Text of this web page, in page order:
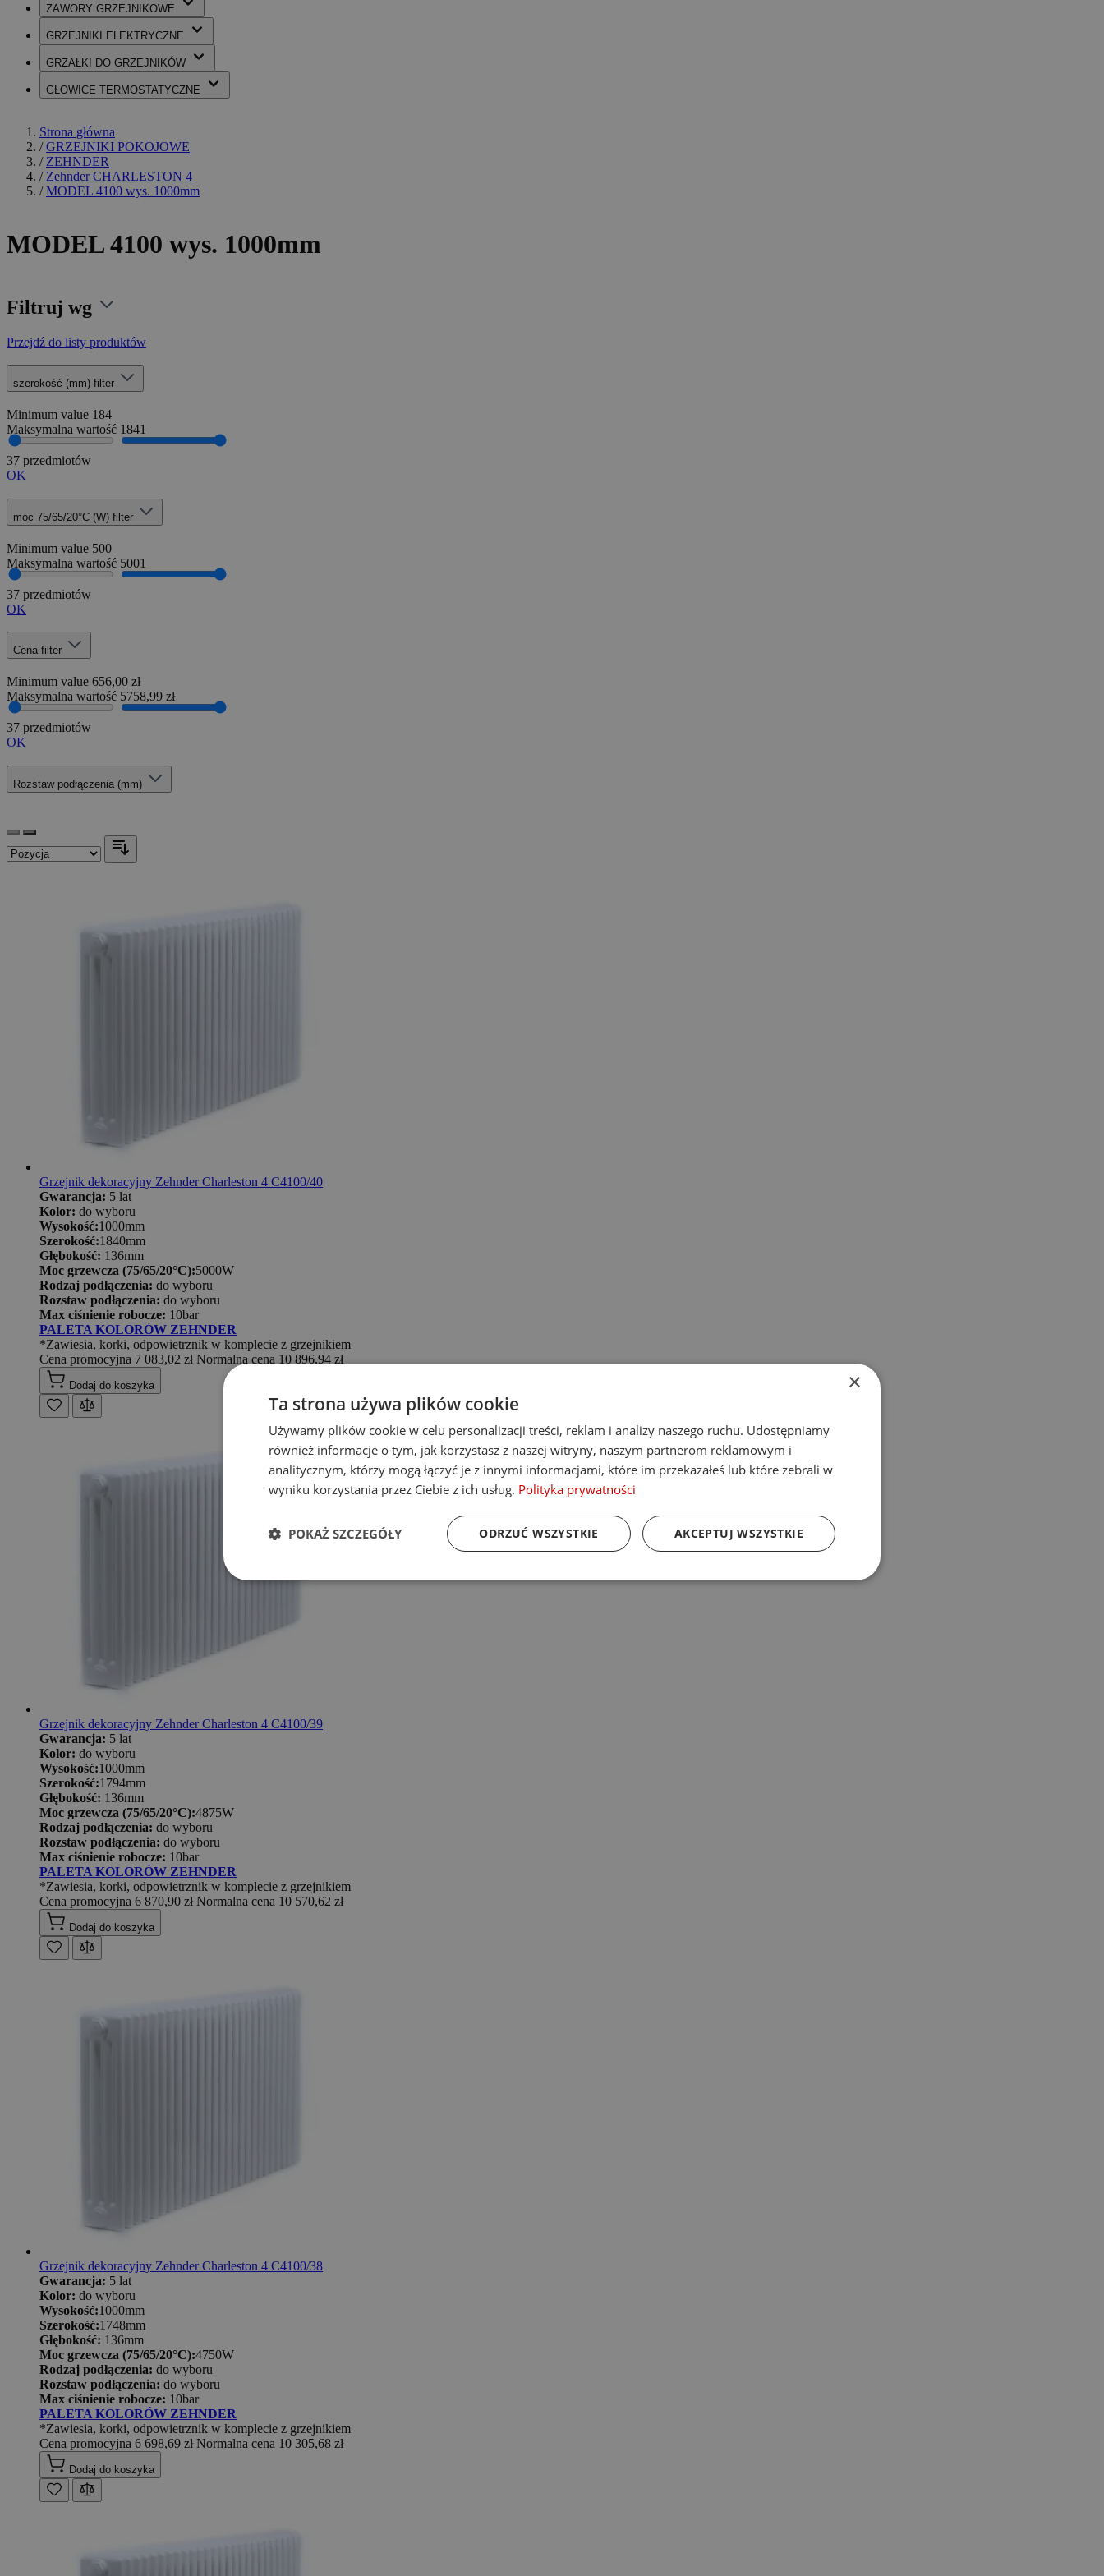
ZAWORY GRZEJNIKOWE
GRZEJNIKI ELEKTRYCZNE
GRZAŁKI DO GRZEJNIKÓW
GŁOWICE TERMOSTATYCZNE
Strona główna
/ GRZEJNIKI POKOJOWE
/ ZEHNDER
/ Zehnder CHARLESTON 4
/ MODEL 4100 wys. 1000mm
MODEL 4100 wys. 1000mm
Filtruj wg
Przejdź do listy produktów
szerokość (mm) filter
Minimum value 184
Maksymalna wartość 1841
37 przedmiotów
OK
moc 75/65/20°C (W) filter
Minimum value 500
Maksymalna wartość 5001
37 przedmiotów
OK
Cena filter
Minimum value 656,00 zł
Maksymalna wartość 5758,99 zł
37 przedmiotów
OK
Rozstaw podłączenia (mm)
Grzejnik dekoracyjny Zehnder Charleston 4 C4100/40
Gwarancja: 5 lat
Kolor: do wyboru
Wysokość:1000mm
Szerokość:1840mm
Głębokość: 136mm
Moc grzewcza (75/65/20°C):5000W
Rodzaj podłączenia: do wyboru
Rozstaw podłączenia: do wyboru
Max ciśnienie robocze: 10bar
PALETA KOLORÓW ZEHNDER
*Zawiesia, korki, odpowietrznik w komplecie z grzejnikiem
Cena promocyjna 7 083,02 zł Normalna cena 10 896,94 zł
Dodaj do koszyka
Grzejnik dekoracyjny Zehnder Charleston 4 C4100/39
Gwarancja: 5 lat
Kolor: do wyboru
Wysokość:1000mm
Szerokość:1794mm
Głębokość: 136mm
Moc grzewcza (75/65/20°C):4875W
Rodzaj podłączenia: do wyboru
Rozstaw podłączenia: do wyboru
Max ciśnienie robocze: 10bar
PALETA KOLORÓW ZEHNDER
*Zawiesia, korki, odpowietrznik w komplecie z grzejnikiem
Cena promocyjna 6 870,90 zł Normalna cena 10 570,62 zł
Dodaj do koszyka
Grzejnik dekoracyjny Zehnder Charleston 4 C4100/38
Gwarancja: 5 lat
Kolor: do wyboru
Wysokość:1000mm
Szerokość:1748mm
Głębokość: 136mm
Moc grzewcza (75/65/20°C):4750W
Rodzaj podłączenia: do wyboru
Rozstaw podłączenia: do wyboru
Max ciśnienie robocze: 10bar
PALETA KOLORÓW ZEHNDER
*Zawiesia, korki, odpowietrznik w komplecie z grzejnikiem
Cena promocyjna 6 698,69 zł Normalna cena 10 305,68 zł
Dodaj do koszyka
×
Ta strona używa plików cookie
Używamy plików cookie w celu personalizacji treści, reklam i analizy naszego ruchu. Udostępniamy
również informacje o tym, jak korzystasz z naszej witryny, naszym partnerom reklamowym i
analitycznym, którzy mogą łączyć je z innymi informacjami, które im przekazałeś lub które zebrali w
wyniku korzystania przez Ciebie z ich usług. Polityka prywatności
AKCEPTUJ WSZYSTKIE
ODRZUĆ WSZYSTKIE
POKAŻ SZCZEGÓŁY